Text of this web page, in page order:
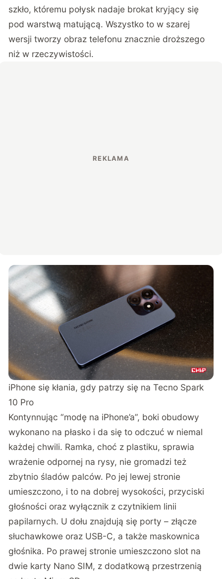
szkło, któremu połysk nadaje brokat kryjący się
pod warstwą matującą. Wszystko to w szarej
wersji tworzy obraz telefonu znacznie droższego
niż w rzeczywistości.
iPhone się kłania, gdy patrzy się na Tecno Spark
10 Pro
Kontynnując “modę na iPhone’a”, boki obudowy
wykonano na płasko i da się to odczuć w niemal
każdej chwili. Ramka, choć z plastiku, sprawia
wrażenie odpornej na rysy, nie gromadzi też
zbytnio śladów palców. Po jej lewej stronie
umieszczono, i to na dobrej wysokości, przyciski
głośności oraz wyłącznik z czytnikiem linii
papilarnych. U dołu znajdują się porty – złącze
słuchawkowe oraz USB-C, a także maskownica
głośnika. Po prawej stronie umieszczono slot na
dwie karty Nano SIM, z dodatkową przestrzenią